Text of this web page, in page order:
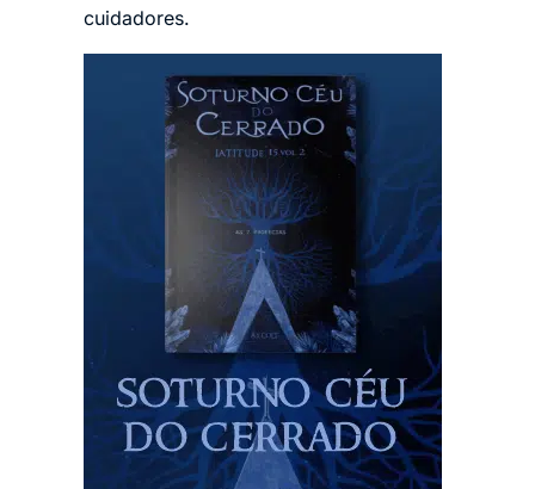
cuidadores.